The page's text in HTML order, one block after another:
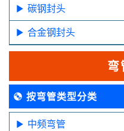
碳钢封头
合金钢封头
弯
按弯管类型分类
中频弯管